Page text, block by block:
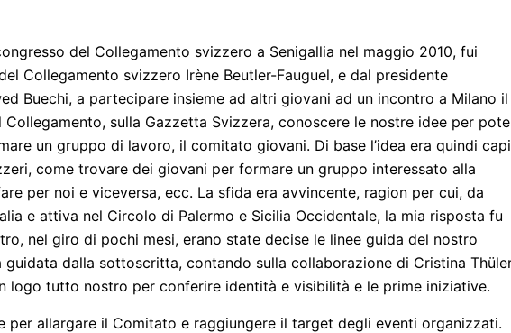
del Collegamento svizzero a Senigallia nel maggio 2010, fui
Collegamento svizzero Irène Beutler-Fauguel, e dal presidente
Buechi, a partecipare insieme ad altri giovani ad un incontro a Milano
sulla Gazzetta Svizzera, conoscere le nostre idee per
un gruppo di lavoro, il comitato giovani. Di base l’idea era quindi
come trovare dei giovani per formare un gruppo interessato alla
per noi e viceversa, ecc. La sfida era avvincente, ragion per cui, da
e attiva nel Circolo di Palermo e Sicilia Occidentale, la mia risposta fu
nel giro di pochi mesi, erano state decise le linee guida del nostro
guidata dalla sottoscritta, contando sulla collaborazione di Cristina
logo tutto nostro per conferire identità e visibilità e le prime iniziative.
per allargare il Comitato e raggiungere il target degli eventi organizzati.